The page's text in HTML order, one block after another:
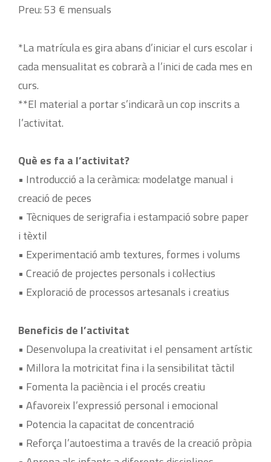
Preu: 53 € mensuals
*La matrícula es gira abans d’iniciar el curs escolar i
cada mensualitat es cobrarà a l’inici de cada mes en
curs.
**El material a portar s’indicarà un cop inscrits a
l’activitat.
Què es fa a l’activitat?
• Introducció a la ceràmica: modelatge manual i
creació de peces
• Tècniques de serigrafia i estampació sobre paper
i tèxtil
• Experimentació amb textures, formes i volums
• Creació de projectes personals i col·lectius
• Exploració de processos artesanals i creatius
Beneficis de l’activitat
• Desenvolupa la creativitat i el pensament artístic
• Millora la motricitat fina i la sensibilitat tàctil
• Fomenta la paciència i el procés creatiu
• Afavoreix l’expressió personal i emocional
• Potencia la capacitat de concentració
• Reforça l’autoestima a través de la creació pròpia